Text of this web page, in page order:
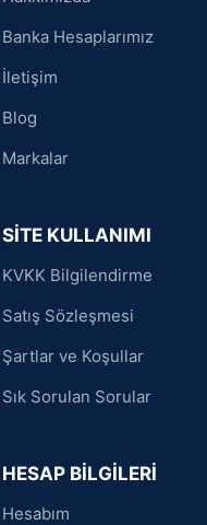
Banka Hesaplarımız
İletişim
Blog
Markalar
SİTE KULLANIMI
KVKK Bilgilendirme
Satış Sözleşmesi
Şartlar ve Koşullar
Sık Sorulan Sorular
HESAP BİLGİLERİ
Hesabım